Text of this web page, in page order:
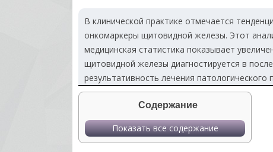
В клинической практике отмечается
онкомаркеры щитовидной железы. Этот
медицинская статистика показывает
щитовидной железы диагностируется в
результативность лечения
Содержание
Показать все содержание